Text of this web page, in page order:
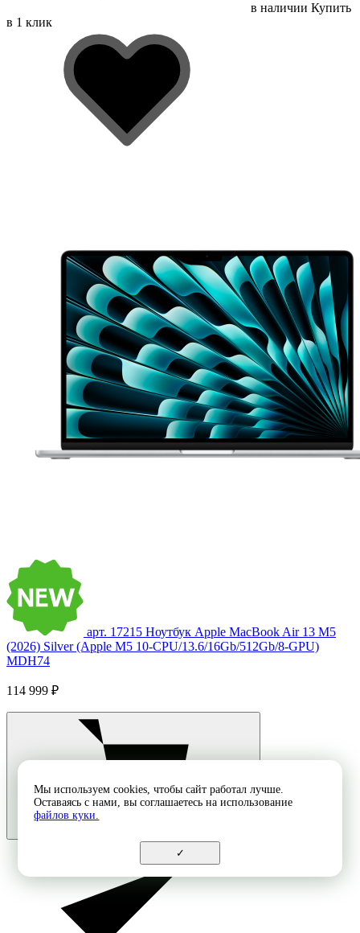
в наличии Купить
в 1 клик
арт. 17215 Ноутбук Apple MacBook Air 13 M5
(2026) Silver (Apple M5 10-CPU/13.6/16Gb/512Gb/8-GPU)
MDH74
114 999 ₽
Мы используем cookies, чтобы сайт работал лучше.
Оставаясь с нами, вы соглашаетесь на использование
файлов куки.
✓